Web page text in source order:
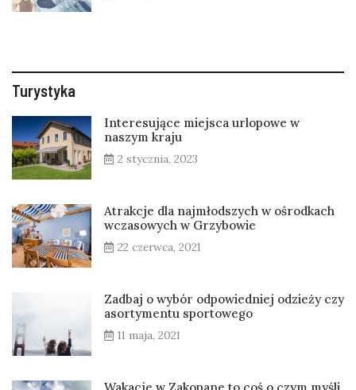
Turystyka
Interesujące miejsca urlopowe w
naszym kraju
2 stycznia, 2023
Atrakcje dla najmłodszych w ośrodkach
wczasowych w Grzybowie
22 czerwca, 2021
Zadbaj o wybór odpowiedniej odzieży czy
asortymentu sportowego
11 maja, 2021